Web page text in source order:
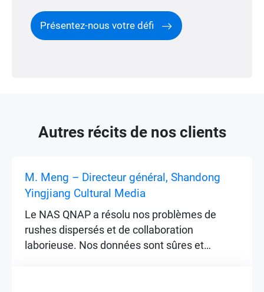
Présentez-nous votre défi
Autres récits de nos clients
M. Meng – Directeur général, Shandong
Yingjiang Cultural Media
Le NAS QNAP a résolu nos problèmes de
rushes dispersés et de collaboration
laborieuse. Nos données sont sûres et